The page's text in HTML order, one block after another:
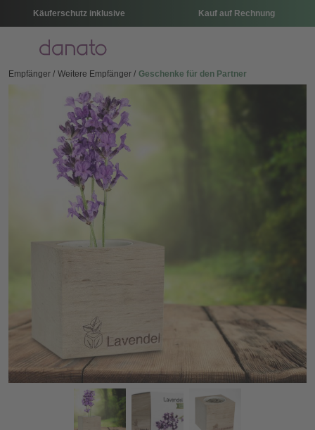
Käuferschutz inklusive Kauf auf Rechnung
Menü
Empfänger Weitere Empfänger Geschenke für den Partner
Eco Holzwürfel Lavendel